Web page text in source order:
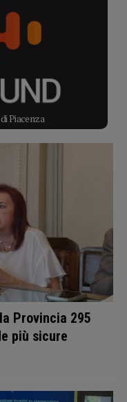
Piacenza
Provincia 295
più sicure